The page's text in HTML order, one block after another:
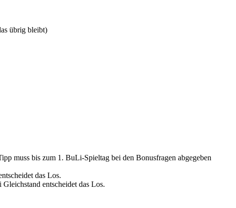
übrig bleibt)
muss bis zum 1. BuLi-Spieltag bei den Bonusfragen abgegeben
das Los.
entscheidet das Los.